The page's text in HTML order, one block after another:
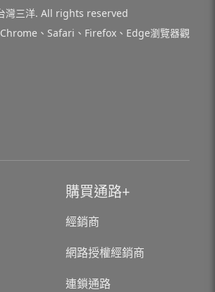
灣三洋. All rights reserved
、Safari、Firefox、Edge瀏覽器觀
購買通路
經銷商
網路授權經銷商
連鎖通路